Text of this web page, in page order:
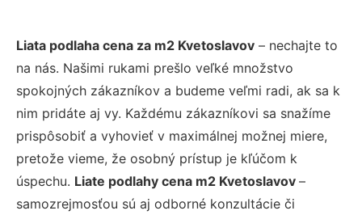
Liata podlaha cena za m2 Kvetoslavov – nechajte to
na nás. Našimi rukami prešlo veľké množstvo
spokojných zákazníkov a budeme veľmi radi, ak sa k
nim pridáte aj vy. Každému zákazníkovi sa snažíme
prispôsobiť a vyhovieť v maximálnej možnej miere,
pretože vieme, že osobný prístup je kľúčom k
úspechu. Liate podlahy cena m2 Kvetoslavov –
samozrejmosťou sú aj odborné konzultácie či